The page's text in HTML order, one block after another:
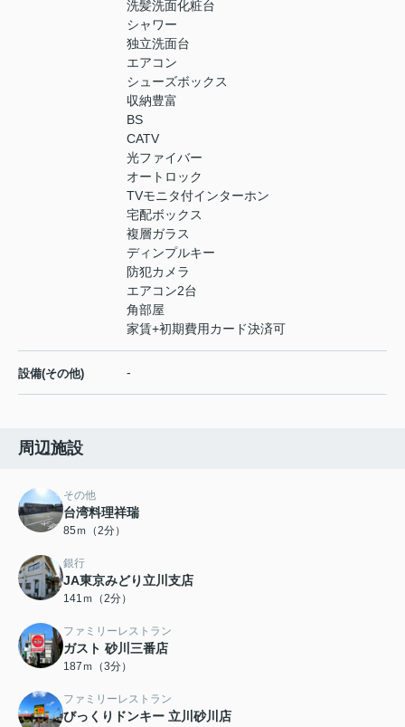
洗髪洗面化粧台
シャワー
独立洗面台
エアコン
シューズボックス
収納豊富
BS
CATV
光ファイバー
オートロック
TVモニタ付インターホン
宅配ボックス
複層ガラス
ディンプルキー
防犯カメラ
エアコン2台
角部屋
家賃+初期費用カード決済可
設備(その他) -
周辺施設
その他
台湾料理祥瑞
85ｍ（2分）
銀行
JA東京みどり立川支店
141ｍ（2分）
ファミリーレストラン
ガスト 砂川三番店
187ｍ（3分）
ファミリーレストラン
びっくりドンキー 立川砂川店